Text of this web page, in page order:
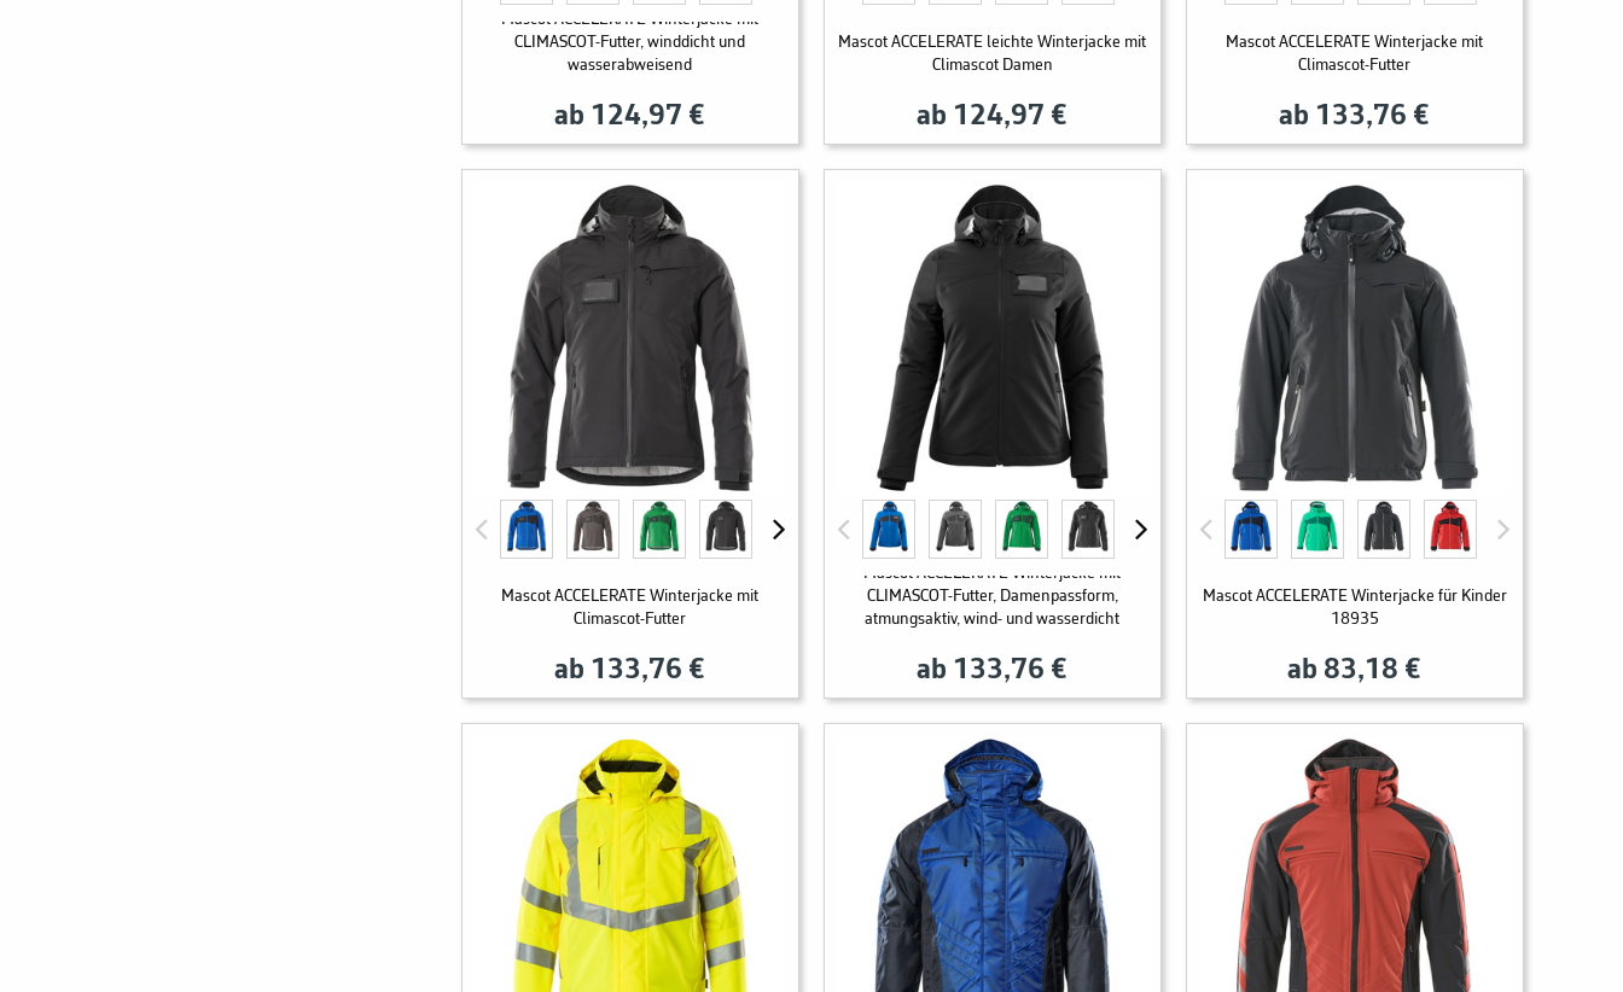
Mascot ACCELERATE Winterjacke mit
CLIMASCOT-Futter, winddicht und
wasserabweisend
ab 124,97 €
Mascot ACCELERATE leichte Winterjacke mit
Climascot Damen
ab 124,97 €
Mascot ACCELERATE Winterjacke mit
Climascot-Futter
ab 133,76 €
Mascot ACCELERATE Winterjacke mit
Climascot-Futter
ab 133,76 €
Mascot ACCELERATE Winterjacke mit
CLIMASCOT-Futter, Damenpassform,
atmungsaktiv, wind- und wasserdicht
ab 133,76 €
Mascot ACCELERATE Winterjacke für Kinder
18935
ab 83,18 €